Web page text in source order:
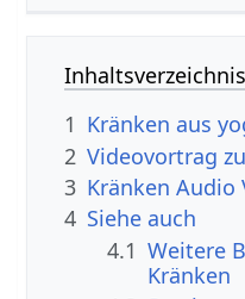
Inhaltsverzeichnis
1 Kränken aus
2
3
Kränken‏‎
4 Siehe auch
4.1 Weitere